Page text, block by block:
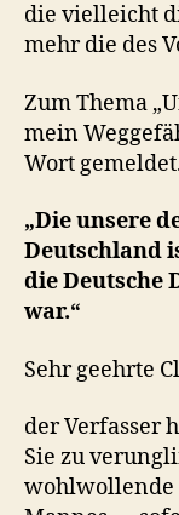
die vielleicht
mehr die des
Zum Thema
mein
Wort
„Die unsere
Deutschland
die Deutsche
war.“
Sehr geehrte
der Verfasser
Sie zu
wohlwollende